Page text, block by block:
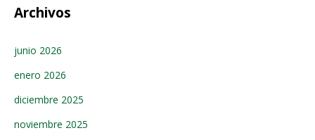
Archivos
junio 2026
enero 2026
diciembre 2025
noviembre 2025